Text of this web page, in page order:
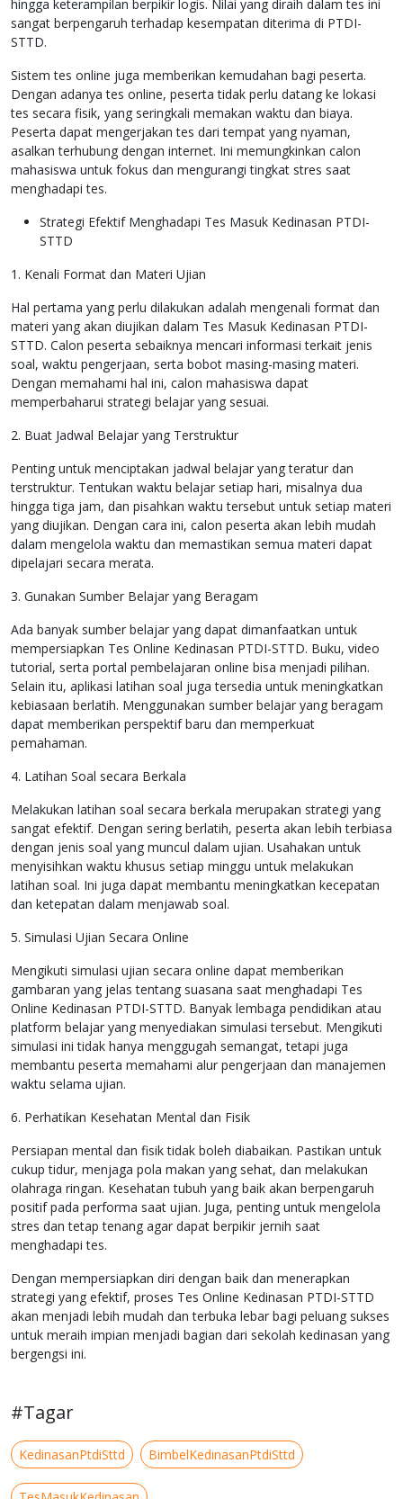
hingga keterampilan berpikir logis. Nilai yang diraih dalam tes ini
sangat berpengaruh terhadap kesempatan diterima di PTDI-
STTD.
Sistem tes online juga memberikan kemudahan bagi peserta.
Dengan adanya tes online, peserta tidak perlu datang ke lokasi
tes secara fisik, yang seringkali memakan waktu dan biaya.
Peserta dapat mengerjakan tes dari tempat yang nyaman,
asalkan terhubung dengan internet. Ini memungkinkan calon
mahasiswa untuk fokus dan mengurangi tingkat stres saat
menghadapi tes.
Strategi Efektif Menghadapi Tes Masuk Kedinasan PTDI-
STTD
1. Kenali Format dan Materi Ujian
Hal pertama yang perlu dilakukan adalah mengenali format dan
materi yang akan diujikan dalam Tes Masuk Kedinasan PTDI-
STTD. Calon peserta sebaiknya mencari informasi terkait jenis
soal, waktu pengerjaan, serta bobot masing-masing materi.
Dengan memahami hal ini, calon mahasiswa dapat
memperbaharui strategi belajar yang sesuai.
2. Buat Jadwal Belajar yang Terstruktur
Penting untuk menciptakan jadwal belajar yang teratur dan
terstruktur. Tentukan waktu belajar setiap hari, misalnya dua
hingga tiga jam, dan pisahkan waktu tersebut untuk setiap materi
yang diujikan. Dengan cara ini, calon peserta akan lebih mudah
dalam mengelola waktu dan memastikan semua materi dapat
dipelajari secara merata.
3. Gunakan Sumber Belajar yang Beragam
Ada banyak sumber belajar yang dapat dimanfaatkan untuk
mempersiapkan Tes Online Kedinasan PTDI-STTD. Buku, video
tutorial, serta portal pembelajaran online bisa menjadi pilihan.
Selain itu, aplikasi latihan soal juga tersedia untuk meningkatkan
kebiasaan berlatih. Menggunakan sumber belajar yang beragam
dapat memberikan perspektif baru dan memperkuat
pemahaman.
4. Latihan Soal secara Berkala
Melakukan latihan soal secara berkala merupakan strategi yang
sangat efektif. Dengan sering berlatih, peserta akan lebih terbiasa
dengan jenis soal yang muncul dalam ujian. Usahakan untuk
menyisihkan waktu khusus setiap minggu untuk melakukan
latihan soal. Ini juga dapat membantu meningkatkan kecepatan
dan ketepatan dalam menjawab soal.
5. Simulasi Ujian Secara Online
Mengikuti simulasi ujian secara online dapat memberikan
gambaran yang jelas tentang suasana saat menghadapi Tes
Online Kedinasan PTDI-STTD. Banyak lembaga pendidikan atau
platform belajar yang menyediakan simulasi tersebut. Mengikuti
simulasi ini tidak hanya menggugah semangat, tetapi juga
membantu peserta memahami alur pengerjaan dan manajemen
waktu selama ujian.
6. Perhatikan Kesehatan Mental dan Fisik
Persiapan mental dan fisik tidak boleh diabaikan. Pastikan untuk
cukup tidur, menjaga pola makan yang sehat, dan melakukan
olahraga ringan. Kesehatan tubuh yang baik akan berpengaruh
positif pada performa saat ujian. Juga, penting untuk mengelola
stres dan tetap tenang agar dapat berpikir jernih saat
menghadapi tes.
Dengan mempersiapkan diri dengan baik dan menerapkan
strategi yang efektif, proses Tes Online Kedinasan PTDI-STTD
akan menjadi lebih mudah dan terbuka lebar bagi peluang sukses
untuk meraih impian menjadi bagian dari sekolah kedinasan yang
bergengsi ini.
#Tagar
KedinasanPtdiSttd BimbelKedinasanPtdiSttd